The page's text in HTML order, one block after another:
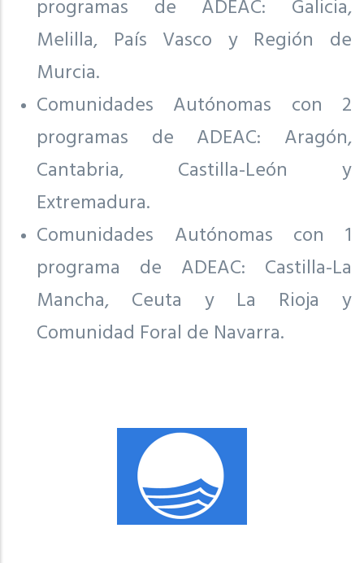
programas de ADEAC: Galicia,
Melilla, País Vasco y Región de
Murcia.
Comunidades Autónomas con 2
programas de ADEAC: Aragón,
Cantabria, Castilla-León y
Extremadura.
Comunidades Autónomas con 1
programa de ADEAC: Castilla-La
Mancha, Ceuta y La Rioja y
Comunidad Foral de Navarra.